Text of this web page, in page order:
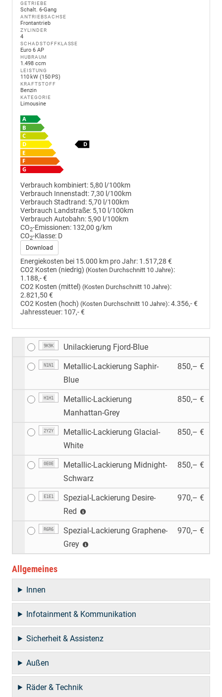
GETRIEBE
Schalt. 6-Gang
ANTRIEBSACHSE
Frontantrieb
ZYLINDER
4
SCHADSTOFFKLASSE
Euro 6 AP
HUBRAUM
1.498 ccm
LEISTUNG
110 kW (150 PS)
KRAFTSTOFF
Benzin
KATEGORIE
Limousine
Verbrauch kombiniert: 5,80 l/100km
Verbrauch Innenstadt:7,30 l/100km
Verbrauch Stadtrand: 5,70 l/100km
Verbrauch Landstraße: 5,10 l/100km
Verbrauch Autobahn: 5,90 l/100km
CO2-Emissionen: 132,00 g/km
CO2-Klasse: D
Download
Energiekosten bei 15.000 km pro Jahr: 1.517,28 €
CO2 Kosten (niedrig) (Kosten Durchschnitt 10 Jahre):
1.188,- €
CO2 Kosten (mittel) (Kosten Durchschnitt 10 Jahre):
2.821,50 €
CO2 Kosten (hoch) (Kosten Durchschnitt 10 Jahre):4.356,- €
Jahressteuer: 107,- €
9K9K Unilackierung Fjord-Blue
N1N1
Metallic-Lackierung Saphir-
Blue
850,– €
H1H1
Metallic-Lackierung
Manhattan-Grey
850,– €
2Y2Y
Metallic-Lackierung Glacial-
White
850,– €
0E0E
Metallic-Lackierung Midnight-
Schwarz
850,– €
E1E1
Spezial-Lackierung Desire-
Red
970,– €
R6R6
Spezial-Lackierung Graphene-
Grey
970,– €
Allgemeines
Innen
Infotainment & Kommunikation
Sicherheit & Assistenz
Außen
Räder & Technik